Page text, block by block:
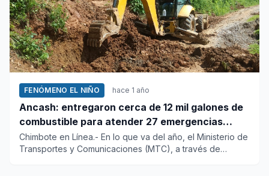
FENÓMENO EL NIÑO hace 1 año
Ancash: entregaron cerca de 12 mil galones de
combustible para atender 27 emergencias
viales
Chimbote en Línea.- En lo que va del año, el Ministerio de
Transportes y Comunicaciones (MTC), a través de